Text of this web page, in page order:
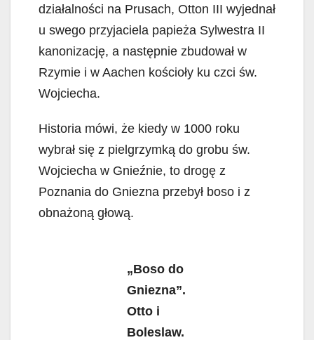
działalności na Prusach, Otton III wyjednał
u swego przyjaciela papieża Sylwestra II
kanonizację, a następnie zbudował w
Rzymie i w Aachen kościoły ku czci św.
Wojciecha.
Historia mówi, że kiedy w 1000 roku
wybrał się z pielgrzymką do grobu św.
Wojciecha w Gnieźnie, to drogę z
Poznania do Gniezna przebył boso i z
obnażoną głową.
„Boso do
Gniezna”.
Otto i
Boleslaw.